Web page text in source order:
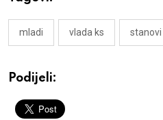
mladi vlada ks stanovi
Podijeli: